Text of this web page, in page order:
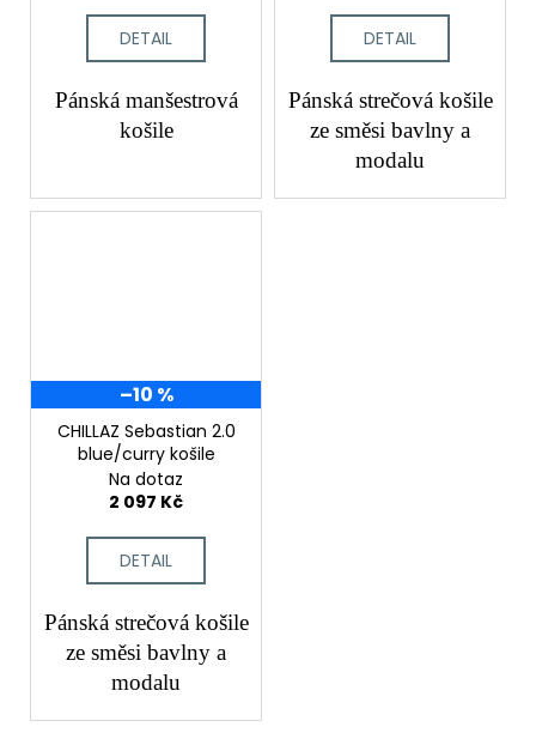
DETAIL
Pánská manšestrová
košile
DETAIL
Pánská strečová košile
ze směsi bavlny a
modalu
–10 %
CHILLAZ Sebastian 2.0
blue/curry košile
Na dotaz
2 097 Kč
DETAIL
Pánská strečová košile
ze směsi bavlny a
modalu